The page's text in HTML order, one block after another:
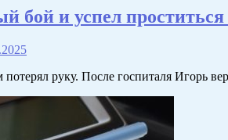
бой и успел
потерял руку. После госпиталя Игорь